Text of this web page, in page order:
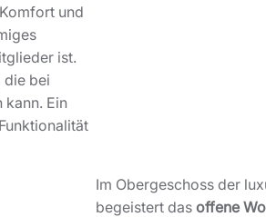
und
ist.
die bei
Ein
Im Obergeschoss der
begeistert das offene